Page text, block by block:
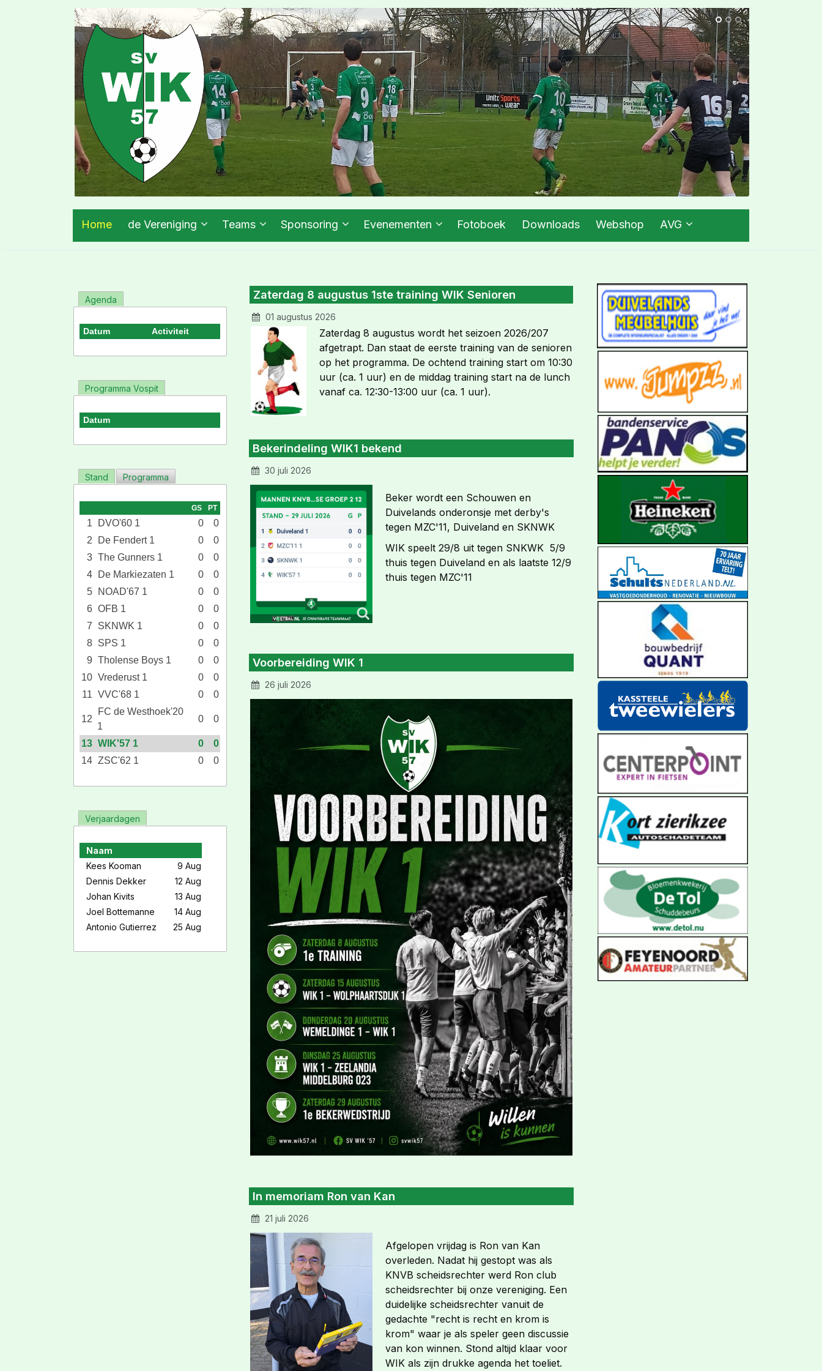
Home de Vereniging Teams Sponsoring Evenementen Fotoboek Downloads Webshop AVG
Zaterdag 8 augustus 1ste training WIK Senioren
01 augustus 2026
Zaterdag 8 augustus wordt het seizoen 2026/207
afgetrapt. Dan staat de eerste training van de senioren
op het programma. De ochtend training start om 10:30
uur (ca. 1 uur) en de middag training start na de lunch
vanaf ca. 12:30-13:00 uur (ca. 1 uur).
Bekerindeling WIK1 bekend
30 juli 2026
Beker wordt een Schouwen en
Duivelands onderonsje met derby's
tegen MZC'11, Duiveland en SKNWK
WIK speelt 29/8 uit tegen SNKWK 5/9
thuis tegen Duiveland en als laatste 12/9
thuis tegen MZC'11
Voorbereiding WIK 1
26 juli 2026
In memoriam Ron van Kan
21 juli 2026
Afgelopen vrijdag is Ron van Kan
overleden. Nadat hij gestopt was als
KNVB scheidsrechter werd Ron club
scheidsrechter bij onze vereniging. Een
duidelijke scheidsrechter vanuit de
gedachte "recht is recht en krom is
krom" waar je als speler geen discussie
van kon winnen. Stond altijd klaar voor
WIK als zijn drukke agenda het toeliet.
Agenda
Datum Activiteit
Programma Vospit
Datum
Stand Programma
GS PT
1 DVO'60 1 0
0
2
De Fendert 1 0
0
3 The Gunners 1 0
0
4
De Markiezaten 1 0
0
5
NOAD'67 1 0
0
6 OFB 1 0
0
7
SKNWK 1 0
0
8 SPS 1 0
0
9 Tholense Boys 1 0
0
10 Vrederust 1 0
0
11 VVC'68 1 0 0
12
FC de Westhoek'20
1
0 0
13 WIK'57 1 0
0
14 ZSC'62 1 0 0
Verjaardagen
Naam
Kees Kooman
9 Aug
Dennis Dekker
12 Aug
Johan Kivits
13 Aug
Joel Bottemanne
14 Aug
Antonio Gutierrez
25 Aug